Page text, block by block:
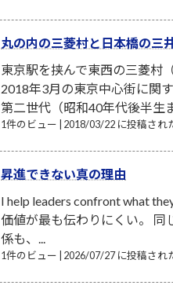
丸の内の三菱村と日本橋の三
東京駅を挟んで東西の三菱村
2018年3月の東京中心街に関
第二世代（昭和40年代後半生
1件のビュー 2018/03/22 に投稿され
昇進できない真の理由
I help leaders confront what
価値が最も伝わりにくい。 同
係も、...
1件のビュー 2026/07/27 に投稿され